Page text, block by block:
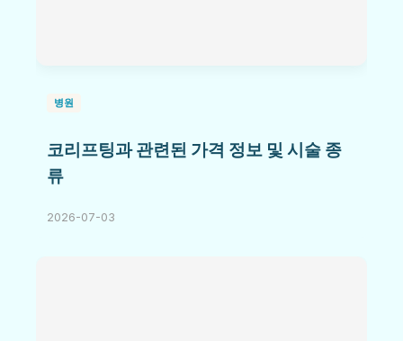
병원
코리프팅과 관련된 가격 정보 및 시술 종
류
2026-07-03